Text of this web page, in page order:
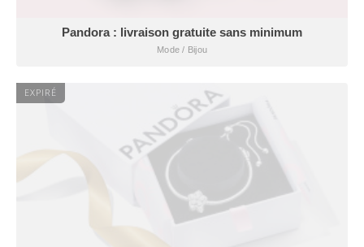
Pandora : livraison gratuite sans minimum
Mode / Bijou
EXPIRÉ